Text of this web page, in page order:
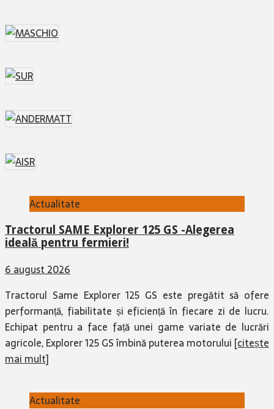
Actualitate
Tractorul SAME Explorer 125 GS -Alegerea
ideală pentru fermieri!
6 august 2026
Tractorul Same Explorer 125 GS este pregătit să ofere
performanță, fiabilitate și eficiență în fiecare zi de lucru.
Echipat pentru a face față unei game variate de lucrări
agricole, Explorer 125 GS îmbină puterea motorului [citește
mai mult]
Actualitate